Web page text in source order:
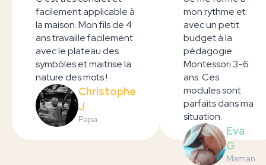
facilement applicable à
la maison. Mon fils de 4
ans travaille facilement
avec le plateau des
symbôles et maitrise la
nature des mots !
Christophe
J
Papa
mon rythme et
avec un petit
budget à la
pédagogie
Montessori 3-6
ans. Ces
modules sont
parfaits dans ma
situation.
Eva
G
Maman